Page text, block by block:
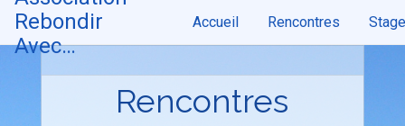
Skip
content
Rebondir
Avec…
Accueil Rencontres
Rencontres